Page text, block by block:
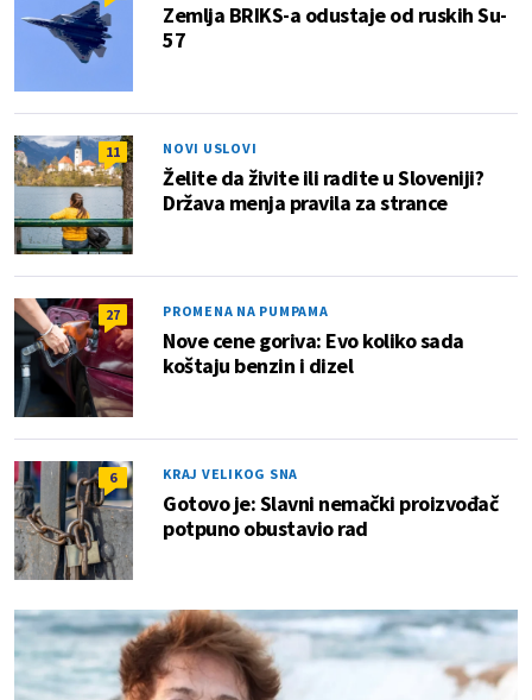
Zemlja BRIKS-a odustaje od ruskih Su-
57
11 NOVI USLOVI
Želite da živite ili radite u Sloveniji?
Država menja pravila za strance
27 PROMENA NA PUMPAMA
Nove cene goriva: Evo koliko sada
koštaju benzin i dizel
6 KRAJ VELIKOG SNA
Gotovo je: Slavni nemački proizvođač
potpuno obustavio rad